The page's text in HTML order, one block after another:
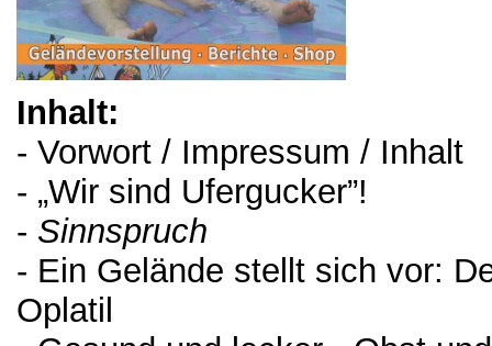
Inhalt:
- Vorwort / Impressum / Inhalt
- „Wir sind Ufergucker”!
- Sinnspruch
- Ein Gelände stellt sich vor:
Oplatil